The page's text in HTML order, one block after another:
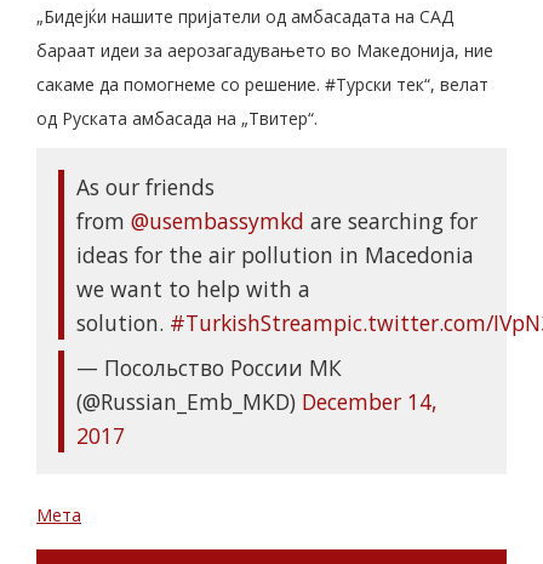
„Бидејќи нашите пријатели од амбасадата на САД
бараат идеи за аерозагадувањето во Македонија, ние
сакаме да помогнеме со решение. #Турски тек“, велат
од Руската амбасада на „Твитер“.
As our friends
from @usembassymkd are searching for
ideas for the air pollution in Macedonia
we want to help with a
solution. #TurkishStreampic.twitter.com/
— Посольство России МК
(@Russian_Emb_MKD) December 14,
2017
Мета